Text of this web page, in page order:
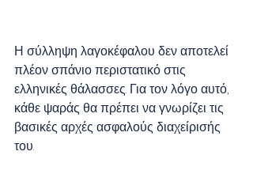
Η σύλληψη λαγοκέφαλου δεν αποτελεί
πλέον σπάνιο περιστατικό στις
ελληνικές θάλασσες. Για τον λόγο αυτό,
κάθε ψαράς θα πρέπει να γνωρίζει τις
βασικές αρχές ασφαλούς διαχείρισής
του.